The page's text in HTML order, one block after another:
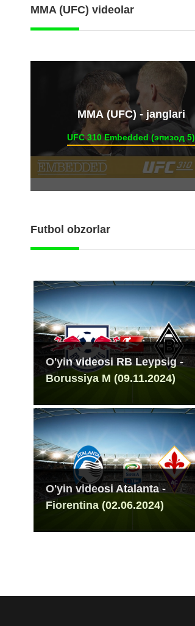
MMA (UFC) videolar
ММА (UFC) - janglari
UFC 310 Embedded (эпизод 5)
Futbol obzorlar
O'yin videosi RB Leypsig -
Borussiya M (09.11.2024)
O'yin videosi Atalanta -
Fiorentina (02.06.2024)